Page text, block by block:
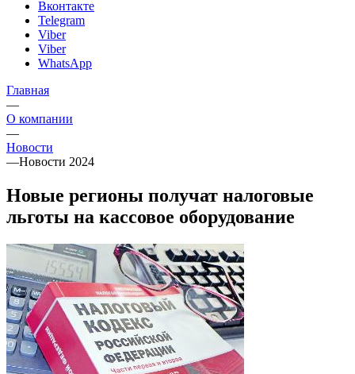
Вконтакте
Telegram
Viber
Viber
WhatsApp
Главная
—
О компании
—
Новости
—Новости 2024
Новые регионы получат налоговые
льготы на кассовое оборудование